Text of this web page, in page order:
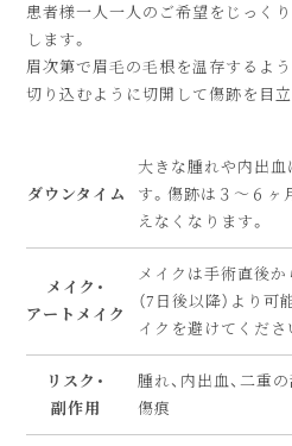
患者様一人一人のご希望をじっく
します。
眉次第で眉毛の毛根を温存するよ
切り込むように切開して傷跡を目立
ダウンタイム
大きな腫れや内出
す。傷跡は３〜６ヶ
えなくなります。
メイク・
アートメイク
メイクは手術直後
（7日後以降）より
イクを避けてくださ
リスク・
副作用
腫れ、内出血、二重
傷痕